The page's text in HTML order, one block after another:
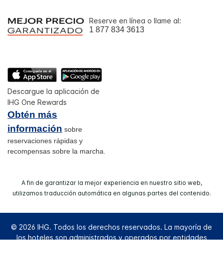
Reserve en línea o llame al:
1 877 834 3613
Descargue la aplicación de
IHG One Rewards
Obtén más
información sobre
reservaciones rápidas y
recompensas sobre la marcha.
A fin de garantizar la mejor experiencia en nuestro sitio web,
utilizamos traducción automática en algunas partes del contenido.
© 2026 IHG. Todos los derechos reservados. La mayoría de
los hoteles son administrados y operados por entidades